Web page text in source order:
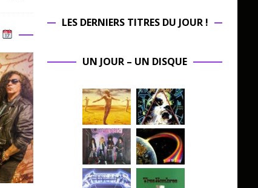
LES DERNIERS TITRES DU JOUR !
UN JOUR – UN DISQUE